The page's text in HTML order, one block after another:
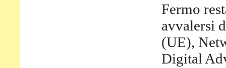
Fermo
avvalersi
(UE),
Digital